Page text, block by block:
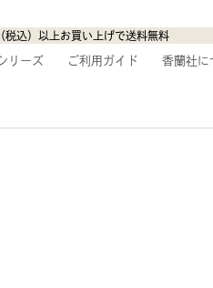
込）以上お買い上げで送料無料
リーズ ご利用ガイド 香蘭社に